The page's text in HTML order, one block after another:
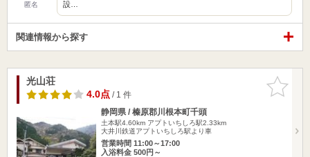
匿名
設…
関連情報から探す
お気に入
りに追加
光山荘
4.0点/ 1 件
静岡県 / 榛原郡川根本町千頭
土本駅4.60km アプトいちしろ駅2.33km
大井川鉄道アプトいちしろ駅より車
営業時間 11:00～17:00
入浴料金 500円～